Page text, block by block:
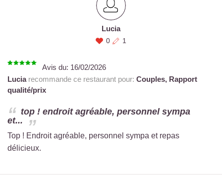
Lucia
0 1
Avis du: 16/02/2026
Luciarecommande ce restaurant pour: Couples, Rapport
qualité/prix
top ! endroit agréable, personnel sympa
et...
Top ! Endroit agréable, personnel sympa et repas
délicieux.